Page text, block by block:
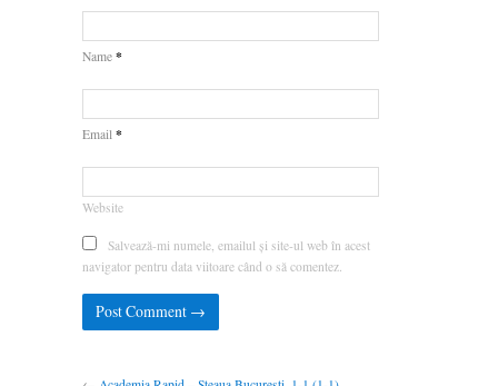
Name *
Email *
Website
Salvează-mi numele, emailul și site-ul web în acest
navigator pentru data viitoare când o să comentez.